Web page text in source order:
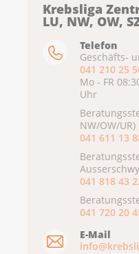
Krebsliga
LU, NW, OW,
Telefon
Geschäfts-
041 210 25
Mo - FR
Uhr
NW/OW/UR)
041 611 13
041 818 43
041 720 20
E-Mail